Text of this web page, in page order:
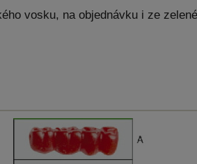
vosku, na objednávku i ze